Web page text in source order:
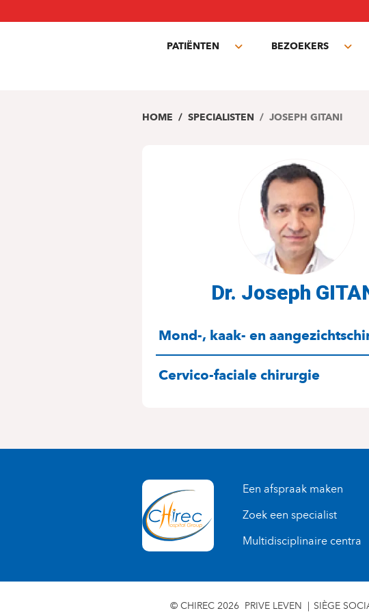
en
PATIËNTEN
Toggle
BEZOEKERS
HOME SPECIALISTEN JOSEPH GITANI
Dr. Joseph
SPECIALITEITEN
Mond-, kaak- en
Cervico-faciale chirurgie
Een afspraak maken
Zoek een specialist
Multidisciplinaire centra
© CHIREC 2026 PRIVE LEVEN SIÈGE